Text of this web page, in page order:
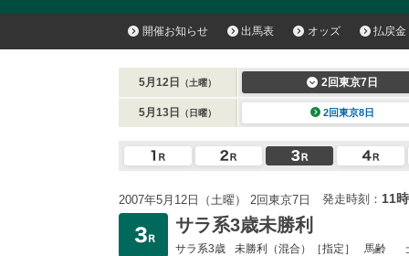
開催お知らせ 出馬表 オッズ 払戻金
5月12日 （土曜） 2回東京7日
5月13日 （日曜） 2回東京8日
2007年5月12日（土曜） 2回東京7日 発走時刻： 11
サラ系3歳未勝利
サラ系3歳 未勝利 （混合）［指定］ 馬齢